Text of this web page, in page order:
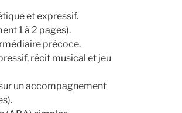
et expressif.
1 à 2 pages).
précoce.
récit musical et jeu
un accompagnement